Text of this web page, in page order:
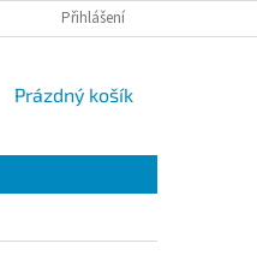
VÝMĚNA A VRÁCENÍ ZBOŽÍ
Přihlášení
NÁKUPNÍ
Prázdný košík